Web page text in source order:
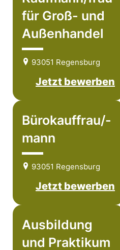
für Groß- und
Außenhandel
93051 Regensburg
Jetzt bewerben
Bürokauffrau/-
mann
93051 Regensburg
Jetzt bewerben
Ausbildung
und Praktikum